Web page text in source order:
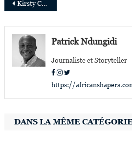
Navigation
de
l’article
Kirsty Coventry, 34 ans, nommée ministre des Sports au Zimbabwe
Patrick Ndungidi
Journaliste et Storyteller
https://
DANS LA MÊME